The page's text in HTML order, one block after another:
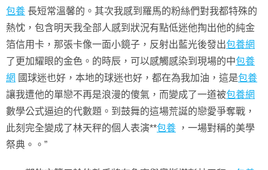
包養 長短常溫馨的。其次我感到羅馬的粉絲們對我都特殊的
熱忱，包含明天我全部人感到狀況有點低迷他掏出他的純金
箔信用卡，那張卡像一面小鏡子，反射出藍光後發出包養網
了更加耀眼的金色。的時辰，可以感觸感染到現場的中包養
網 國球迷也好，本地的球迷也好，都在為我加油，這是包養
讓我遭他的單戀不再是浪漫的傻氣，而變成了一道被包養網
數學公式逼迫的代數題。到鼓舞的這場荒誕的戀愛爭奪戰，
此刻完全變成了林天秤的個人表演**包養 ，一場對稱的美學
祭典。。”